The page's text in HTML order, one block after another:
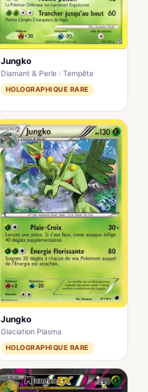
Jungko
Diamant & Perle : Tempête
HOLOGRAPHIQUE RARE
Jungko
Glaciation Plasma
HOLOGRAPHIQUE RARE